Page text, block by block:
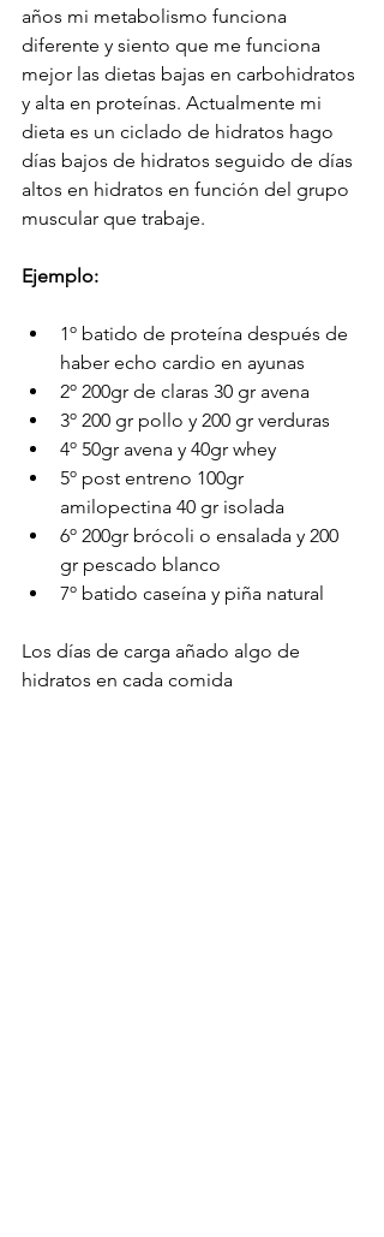
años mi metabolismo funciona
diferente y siento que me funciona
mejor las dietas bajas en carbohidratos
y alta en proteínas. Actualmente mi
dieta es un ciclado de hidratos hago
días bajos de hidratos seguido de días
altos en hidratos en función del grupo
muscular que trabaje.
Ejemplo:
1º batido de proteína después de
haber echo cardio en ayunas
2º 200gr de claras 30 gr avena
3º 200 gr pollo y 200 gr verduras
4º 50gr avena y 40gr whey
5º post entreno 100gr
amilopectina 40 gr isolada
6º 200gr brócoli o ensalada y 200
gr pescado blanco
7º batido caseína y piña natural
Los días de carga añado algo de
hidratos en cada comida